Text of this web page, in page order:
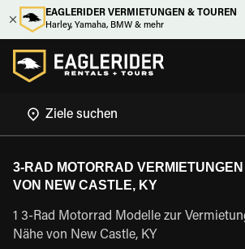
EAGLERIDER VERMIETUNGEN & TOUREN
Harley, Yamaha, BMW & mehr
3-RAD MOTORRAD
VON NEW CASTLE, KY
1 3-Rad Motorrad Modelle zur
Nähe von New Castle, KY